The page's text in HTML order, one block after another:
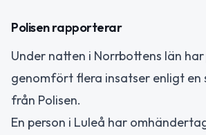
Polisen rapporterar
Under natten i Norrbottens län har
genomfört flera insatser enligt
från Polisen.
En person i Luleå har